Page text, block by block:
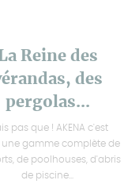
La Reine des
des
pergolas...
pas que ! AKENA c'est
une gamme complète de
de poolhouses, d'abris
de piscine...